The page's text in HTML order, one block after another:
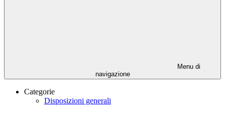
Menu di
navigazione
Categorie
Disposizioni generali